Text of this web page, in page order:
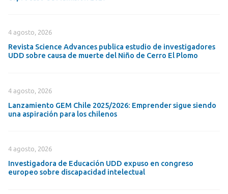
4 agosto, 2026
Revista Science Advances publica estudio de investigadores
UDD sobre causa de muerte del Niño de Cerro El Plomo
4 agosto, 2026
Lanzamiento GEM Chile 2025/2026: Emprender sigue siendo
una aspiración para los chilenos
4 agosto, 2026
Investigadora de Educación UDD expuso en congreso
europeo sobre discapacidad intelectual